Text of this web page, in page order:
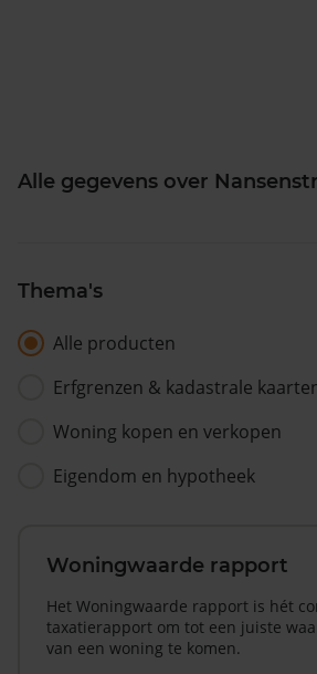
Alle gegevens over
Thema's
Alle producten
Erfgrenzen & kadastrale
Woning kopen en verkopen
Eigendom en hypotheek
Woningwaarde rapport
Het Woningwaarde rapport is hét
taxatierapport om tot een juiste
van een woning te komen.